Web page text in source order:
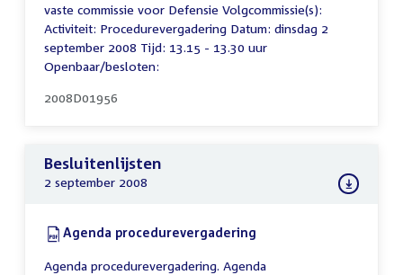
vaste commissie voor Defensie Volgcommissie(s):
Activiteit: Procedurevergadering Datum: dinsdag 2
september 2008 Tijd: 13.15 - 13.30 uur
Openbaar/besloten:
2008D01956
Besluitenlijsten
2 september 2008
Download:
Agenda procedurevergadering
Agenda procedurevergadering. Agenda